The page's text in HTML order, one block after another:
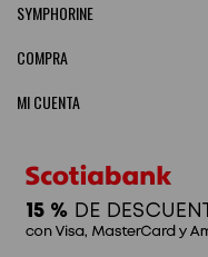
SYMPHORINE
MI CUENTA
COMPRA